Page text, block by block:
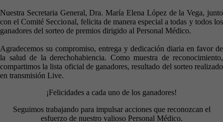
Nuestra Secretaria General, Dra. María Elena López de la Vega, junto
con el Comité Seccional, felicita de manera especial a todas y todos los
ganadores del sorteo de premios dirigido al Personal Médico.
Agradecemos su compromiso, entrega y dedicación diaria en favor de
la salud de la derechohabiencia. Como muestra de reconocimiento,
compartimos la lista oficial de ganadores, resultado del sorteo realizado
en transmisión Live.
¡Felicidades a cada uno de los ganadores!
Seguimos trabajando para impulsar acciones que reconozcan el
esfuerzo de nuestro valioso Personal Médico.